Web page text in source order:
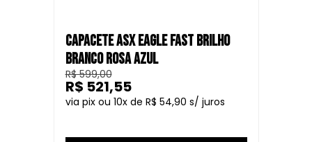
CAPACETE ASX EAGLE FAST BRILHO
BRANCO ROSA AZUL
R$ 599,00
10
R$ 54,90
R$ 521,55